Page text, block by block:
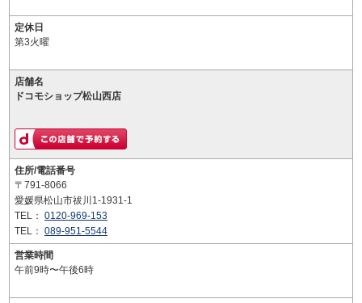
定休日
第3火曜
店舗名
ドコモショップ松山西店
住所/電話番号
〒791-8066
愛媛県松山市祓川1-1931-1
TEL： 0120-969-153
TEL： 089-951-5544
営業時間
午前9時〜午後6時